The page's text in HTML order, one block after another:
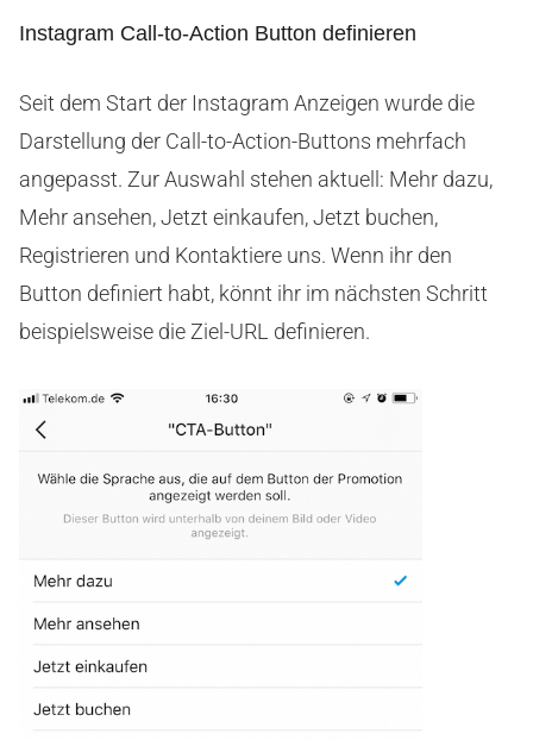
Instagram Call-to-Action Button definieren
Seit dem Start der Instagram Anzeigen wurde die
Darstellung der Call-to-Action-Buttons mehrfach
angepasst. Zur Auswahl stehen aktuell: Mehr dazu,
Mehr ansehen, Jetzt einkaufen, Jetzt buchen,
Registrieren und Kontaktiere uns. Wenn ihr den
Button definiert habt, könnt ihr im nächsten Schritt
beispielsweise die Ziel-URL definieren.